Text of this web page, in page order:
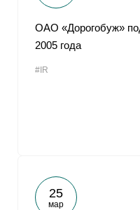
ОАО «Дорогобуж»
2005 года
#IR
25
мар